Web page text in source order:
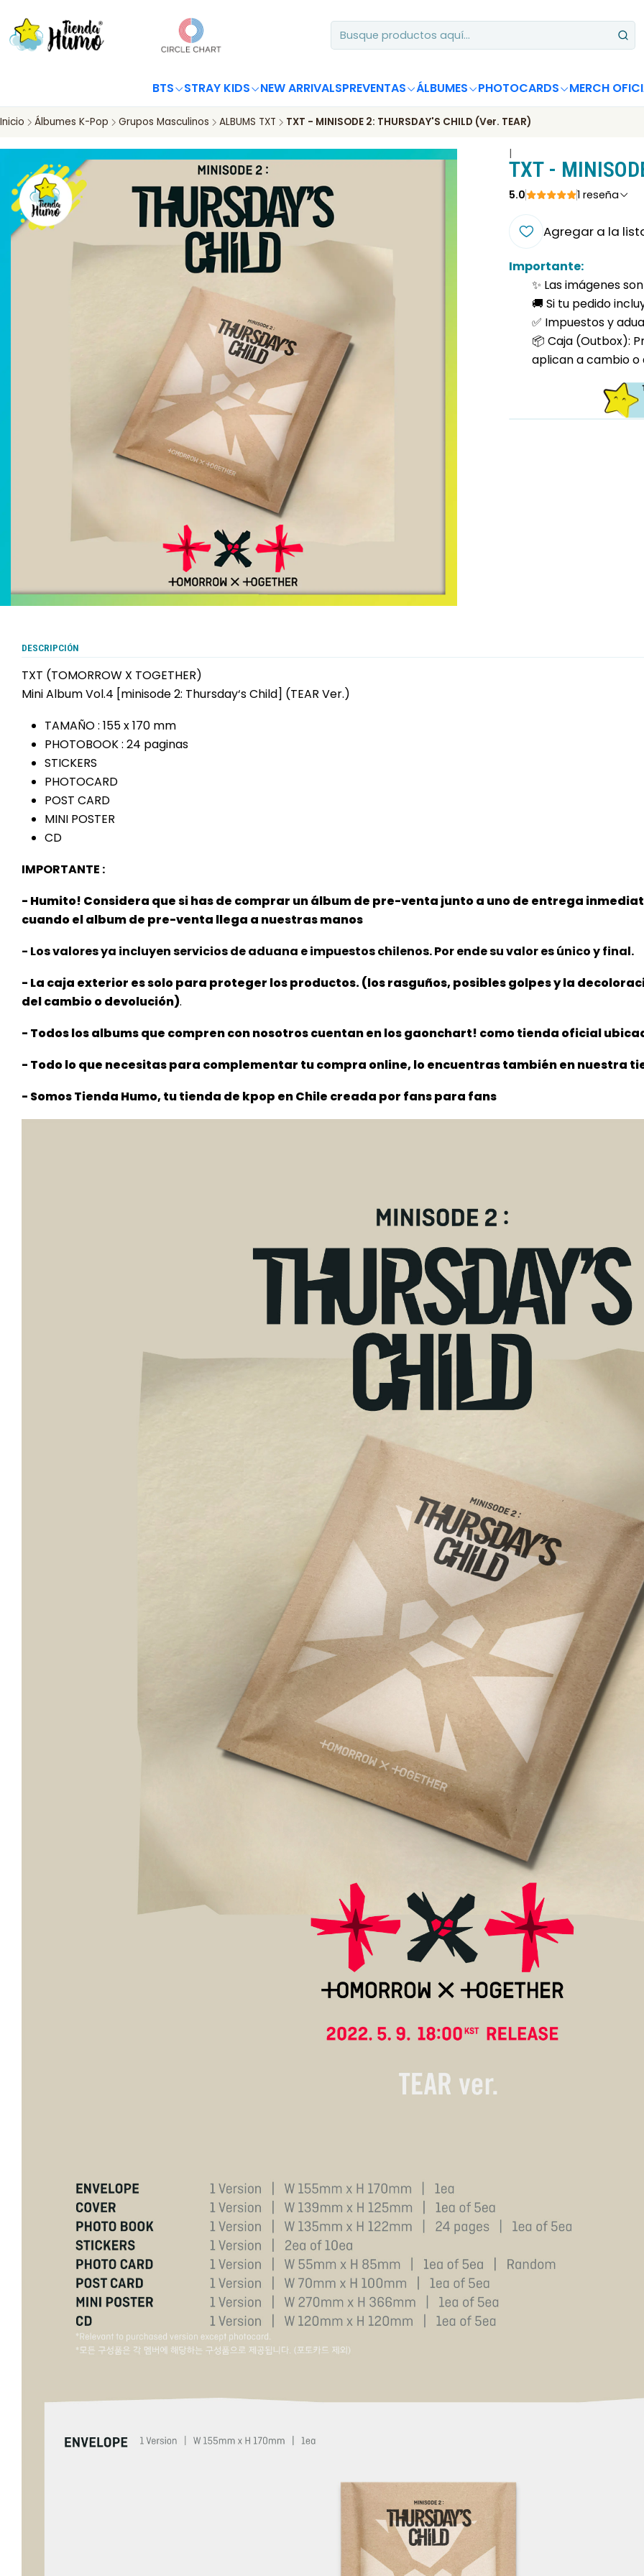
BTS STRAY KIDS NEW ARRIVALSPREVENTAS ÁLBUMES PHOTOCARDS MERCH
Inicio Álbumes K-Pop Grupos Masculinos ALBUMS TXT TXT - MINISODE 2: THURSDAY'S CHILD (Ver. TEAR)
|
TXT -
5.0 1 reseña
Agregar a la
Importante:
✨ Las imágenes
🚚 Si tu pedido
✅ Impuestos y
📦 Caja (Outbox):
aplican a cambio o
DESCRIPCIÓN
TXT (TOMORROW X TOGETHER)
Mini Album Vol.4 [minisode 2: Thursday‘s Child] (TEAR Ver.)
TAMAÑO : 155 x 170 mm
PHOTOBOOK : 24 paginas
STICKERS
PHOTOCARD
POST CARD
MINI POSTER
CD
IMPORTANTE :
- Humito! Considera que si has de comprar un álbum de pre-venta junto a uno de entrega
cuando el album de pre-venta llega a nuestras manos
- Los valores ya incluyen servicios de aduana e impuestos chilenos. Por ende su valor es único y final.
- La caja exterior es solo para proteger los productos. (los rasguños, posibles golpes y la
del cambio o devolución).
- Todos los albums que compren con nosotros cuentan en los gaonchart! como tienda oficial
- Todo lo que necesitas para complementar tu compra online, lo encuentras también en nuestra
- Somos Tienda Humo, tu tienda de kpop en Chile creada por fans para fans